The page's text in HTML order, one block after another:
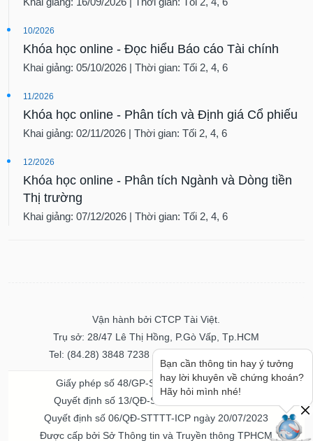
10/2026
Khóa học online - Đọc hiểu Báo cáo Tài chính
Khai giảng: 05/10/2026 | Thời gian: Tối 2, 4, 6
11/2026
Khóa học online - Phân tích và Định giá Cổ phiếu
Khai giảng: 02/11/2026 | Thời gian: Tối 2, 4, 6
12/2026
Khóa học online - Phân tích Ngành và Dòng tiền
Thị trường
Khai giảng: 07/12/2026 | Thời gian: Tối 2, 4, 6
Vận hành bởi CTCP Tài Việt.
Trụ sở: 28/47 Lê Thị Hồng, P.Gò Vấp, Tp.HCM
Tel: (84.28) 3848 7238 - Fax: (84.28) 3848 7237
Giấy phép số 48/GP-STTTT ngày 04/11/2016
Quyết định số 13/QĐ-STTTT ngày 02/11/2017
Quyết định số 06/QĐ-STTTT-ICP ngày 20/07/2023
Được cấp bởi Sở Thông tin và Truyền thông TPHCM
Bạn cần thông tin hay ý tưởng
hay lời khuyên về chứng khoán?
Hãy hỏi mình nhé!